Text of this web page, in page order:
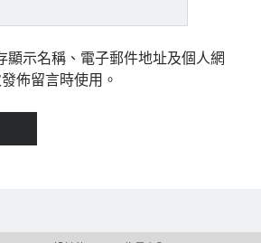
顯示名稱、電子郵件地址及個人網
佈留言時使用。